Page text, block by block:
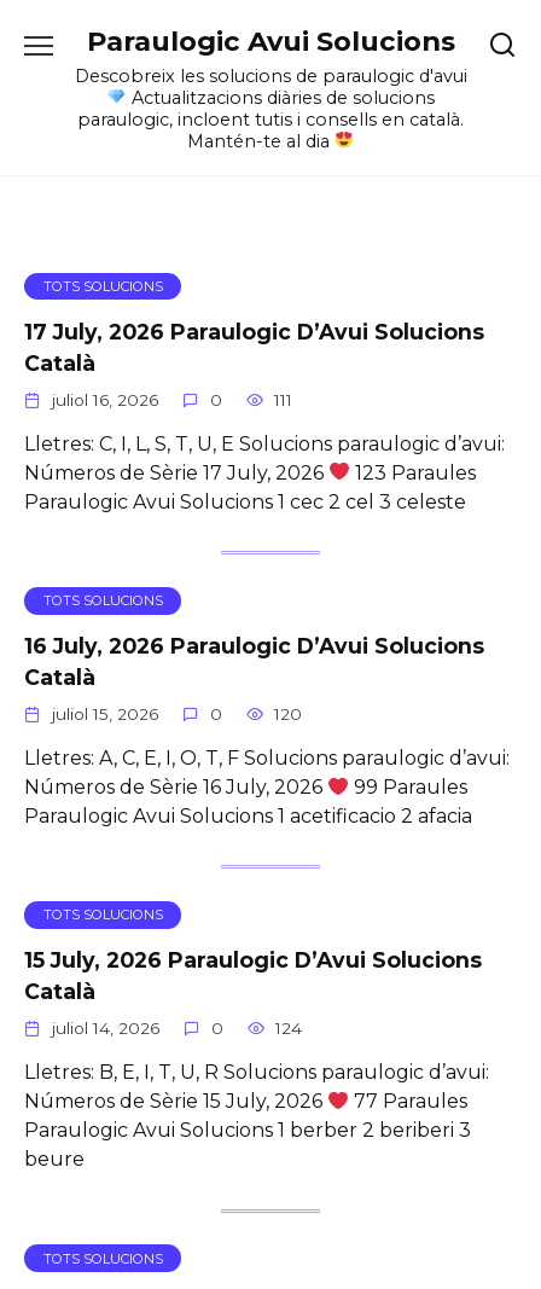
content
Paraulogic Avui Solucions
Descobreix les solucions de paraulogic d'avui
Actualitzacions diàries de solucions
paraulogic, incloent tutis i consells en català.
Mantén-te al dia
TOTS SOLUCIONS
17 July, 2026 Paraulogic D’Avui Solucions
Català
juliol 16, 2026 0 111
Lletres: C, I, L, S, T, U, E Solucions paraulogic d’avui:
Números de Sèrie 17 July, 2026
123 Paraules
Paraulogic Avui Solucions 1 cec 2 cel 3 celeste
TOTS SOLUCIONS
16 July, 2026 Paraulogic D’Avui Solucions
Català
juliol 15, 2026 0 120
Lletres: A, C, E, I, O, T, F Solucions paraulogic d’avui:
Números de Sèrie 16 July, 2026
99 Paraules
Paraulogic Avui Solucions 1 acetificacio 2 afacia
TOTS SOLUCIONS
15 July, 2026 Paraulogic D’Avui Solucions
Català
juliol 14, 2026 0 124
Lletres: B, E, I, T, U, R Solucions paraulogic d’avui:
Números de Sèrie 15 July, 2026
77 Paraules
Paraulogic Avui Solucions 1 berber 2 beriberi 3
beure
TOTS SOLUCIONS